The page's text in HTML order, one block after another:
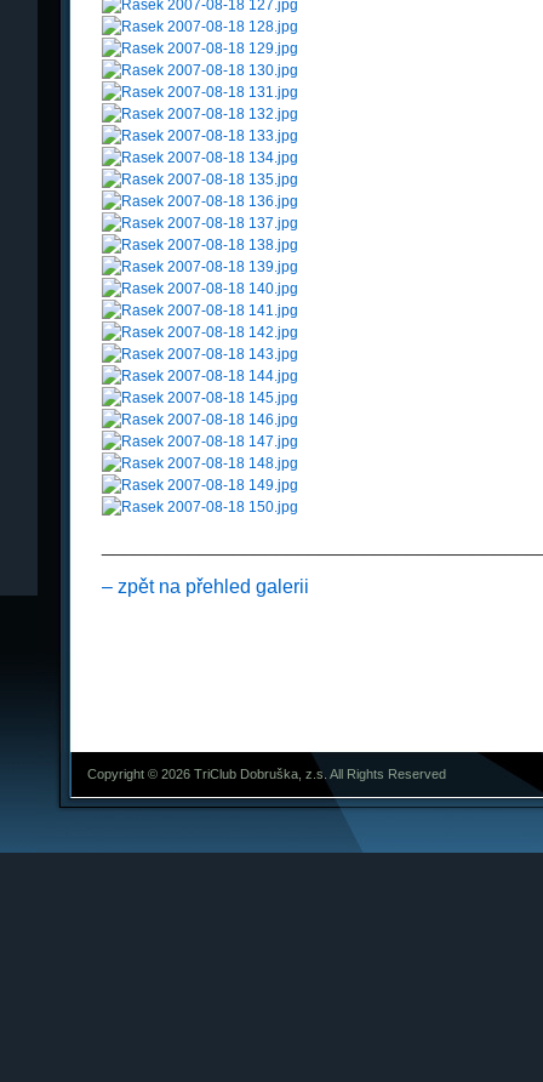
– zpět na přehled galerii
Copyright © 2026 TriClub Dobruška, z.s. All Rights Reserved